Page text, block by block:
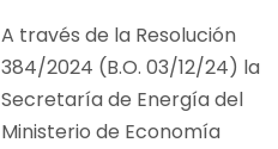
A través de la Resolución
384/2024 (B.O. 03/12/24) la
Secretaría de Energía del
Ministerio de Economía